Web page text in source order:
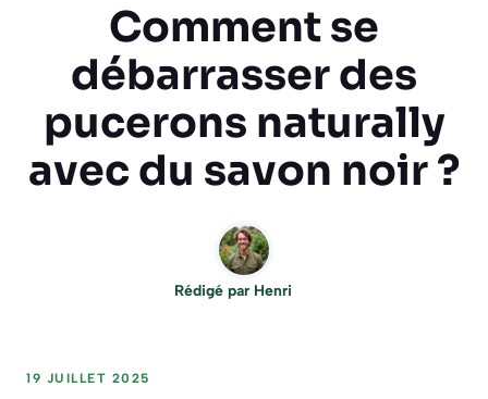
Comment se
débarrasser des
pucerons naturally
avec du savon noir ?
Rédigé par Henri
19 JUILLET 2025